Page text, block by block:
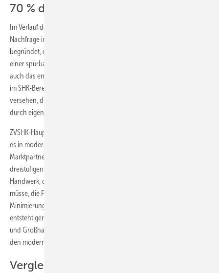
70 % der Produkte mit EAN versehen
Im Verlauf der Anhörung wurde der Sachverhalt der geringen EAN-
Nachfrage im SHK-Fachhandwerk von verschiedenen Experten damit
begründet, dass entsprechend dem Henne-Ei-Prinzip nur dann mit
einer spürbaren Nachfrage der EAN gerechnet werden könne, wenn
auch das entsprechende Angebot gemacht werde. 70 % der Produkte
im SHK-Bereich würden derzeit von den Herstellern mit der EAN
versehen, die dann jedoch in den meisten Großhandelshäusern
durch eigene Nummern ersetzt werden.
ZVSHK-Hauptgeschäftsführer
es in moderate Worte: „Wir engagieren uns im Interesse aller
Marktpartner für eine ­Rationalisierung und Optimierung des
dreistufigen Vertriebsweges.“ Das SHK-Handwerk sei ein modernes
Handwerk, das in den nächsten Jahren die Auf­gabe bewältigen
müsse, die Forderungen der Politik nach Effizienzsteigerung und CO2-
Minimierung in der Haus- und Gebäudetechnik zu realisieren. „Hier
entsteht gerade ein gewaltiger Markt, der von Industrie, Handwerk
und Großhandel gemeinsam bearbeitet werden muss; und dies mit
den modernsten Instrumenten, die uns heute zur Verfügung stehen.“
Vergleichbarkeit der Preise